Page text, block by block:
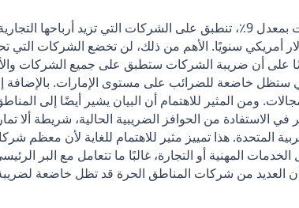
أي حوالي 100,000 دولار أمريكي سنويًا. الأهم من ذلك، لن تخضع
على أن ضريبة الشركات ستطبق على جميع الشركات
ستظل خاضعة للضرائب على مستوى الإمارات. بالإضافة
ومن المثير للاهتمام أن البيان يشير أيضًا إلى
الاستفادة من الحوافز الضريبية الحالية، شريطة ألا
المتحدة. هذا تمييز مثير للاهتمام للغاية لأن معظم
المهنية أو التجارة، غالبًا ما تتعامل مع البر
العديد من شركات المناطق الحرة قد تظل خاضعة